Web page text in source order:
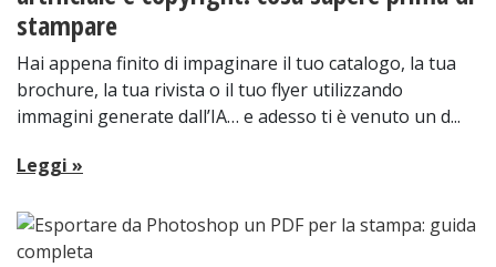
stampare
Hai appena finito di impaginare il tuo catalogo, la tua
brochure, la tua rivista o il tuo flyer utilizzando
immagini generate dall’IA… e adesso ti è venuto un d...
Leggi »